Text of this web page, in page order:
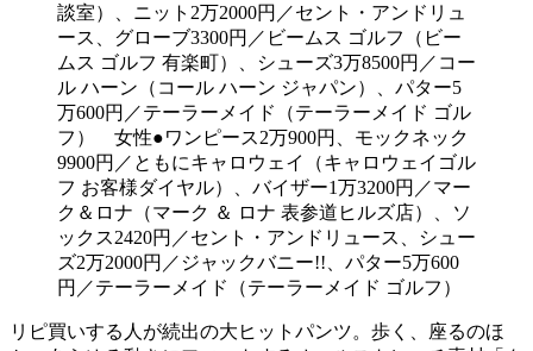
談室）、ニット2万2000円／セント・アンドリュ
ース、グローブ3300円／ビームス ゴルフ（ビー
ムス ゴルフ 有楽町）、シューズ3万8500円／コー
ル ハーン（コール ハーン ジャパン）、パター5
万600円／テーラーメイド（テーラーメイド ゴル
フ） 女性●ワンピース2万900円、モックネック
9900円／ともにキャロウェイ（キャロウェイゴル
フ お客様ダイヤル）、バイザー1万3200円／マー
ク＆ロナ（マーク ＆ ロナ 表参道ヒルズ店）、ソ
ックス2420円／セント・アンドリュース、シュー
ズ2万2000円／ジャックバニー!!、パター5万600
円／テーラーメイド（テーラーメイド ゴルフ）
リピ買いする人が続出の大ヒットパンツ。歩く、座るのほ